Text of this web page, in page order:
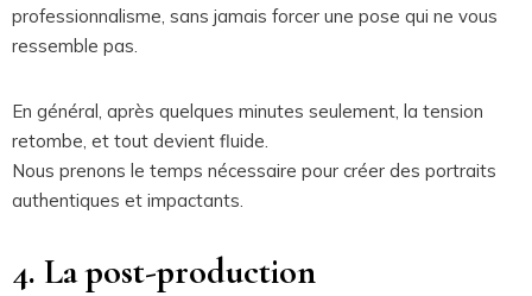
professionnalisme, sans jamais forcer une pose qui ne vous
ressemble pas.
En général, après quelques minutes seulement, la tension
retombe, et tout devient fluide.
Nous prenons le temps nécessaire pour créer des portraits
authentiques et impactants.
4. La post-production